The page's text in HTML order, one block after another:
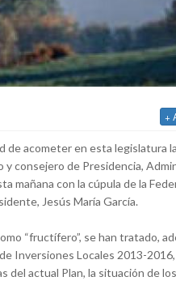
+
acometer en esta legislatura
consejero de Presidencia,
mañana con la cúpula de la
Jesús María García.
“fructífero”, se han tratado,
Inversiones Locales 2013-
del actual Plan, la situación de